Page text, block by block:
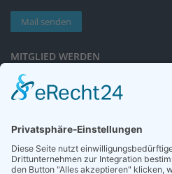
Mail senden
MITGLIED WERDEN
Sieben gute Gründe
für Ihre Mitgliedschaft